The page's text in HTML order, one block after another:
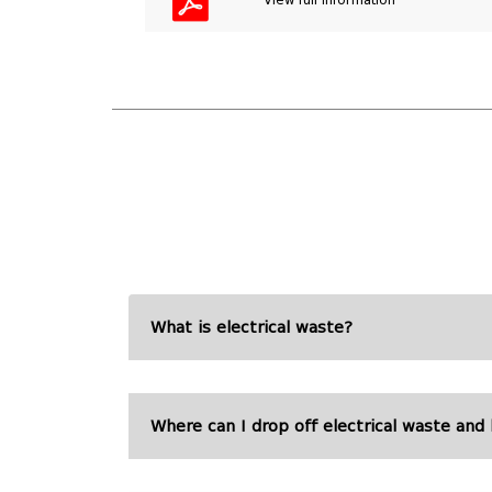
What is electrical waste?
Where can I drop off electrical waste and